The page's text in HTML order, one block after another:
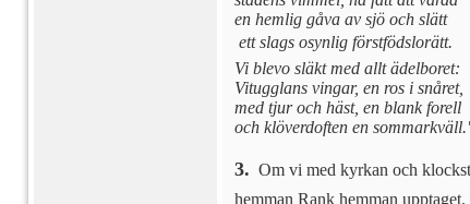
en hemlig gåva av sjö och slätt
 ett slags osynlig förstfödslorätt.
Vi blevo släkt med alltädelboret:
Vitugglans vingar, en ros i snåret,
med tjur och häst, en blankforell
och klöverdoften en
3. Om vi med kyrkan och
hemman Rank hemman